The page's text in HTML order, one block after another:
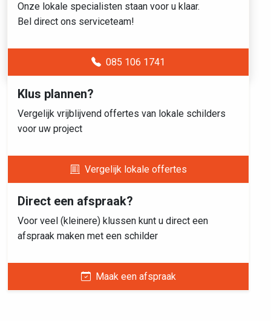
Onze lokale specialisten staan voor u klaar.
Bel direct ons serviceteam!
085 106 1741
Klus plannen?
Vergelijk vrijblijvend offertes van lokale schilders
voor uw project
Vergelijk lokale offertes
Direct een afspraak?
Voor veel (kleinere) klussen kunt u direct een
afspraak maken met een schilder
Maak een afspraak